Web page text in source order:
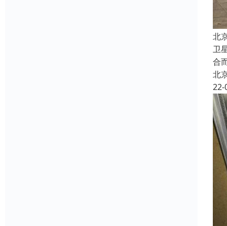
北
卫
合
北
22-